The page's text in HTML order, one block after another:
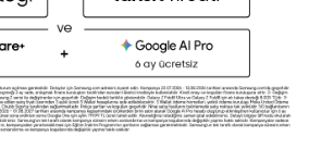
sürecimiz basittir:
oluşturun, adayları davet
sonuçları görün.